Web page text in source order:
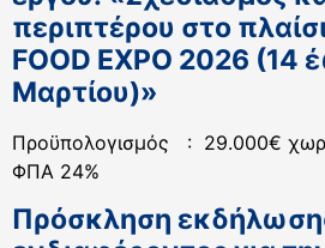
περιπτέρου στο
FOOD EXPO 2026 (14
Μαρτίου)»
Προϋπολογισμός : 29.000€
ΦΠΑ 24%
Πρόσκληση